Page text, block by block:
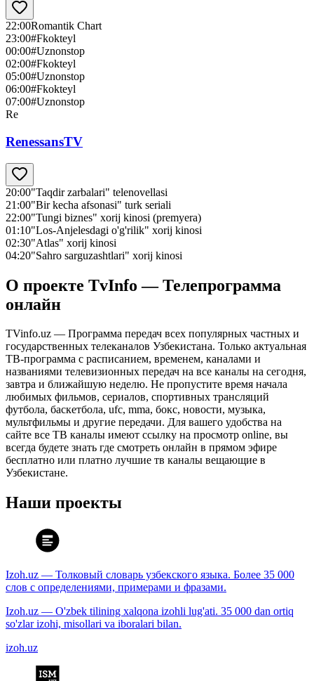
22:00Romantik Chart
23:00#Fkokteyl
00:00#Uznonstop
02:00#Fkokteyl
05:00#Uznonstop
06:00#Fkokteyl
07:00#Uznonstop
Re
RenessansTV
20:00"Taqdir zarbalari" telenovellasi
21:00"Bir kecha afsonasi" turk seriali
22:00"Tungi biznes" xorij kinosi (premyera)
01:10"Los-Anjelesdagi o'g'rilik" xorij kinosi
02:30"Atlas" xorij kinosi
04:20"Sahro sarguzashtlari" xorij kinosi
О проекте TvInfo — Телепрограмма
онлайн
TVinfo.uz — Программа передач всех популярных частных и
государственных телеканалов Узбекистана. Только актуальная
ТВ-программа с расписанием, временем, каналами и
названиями телевизионных передач на все каналы на сегодня,
завтра и ближайшую неделю. Не пропустите время начала
любимых фильмов, сериалов, спортивных трансляций
футбола, баскетбола, ufc, mma, бокс, новости, музыка,
мультфильмы и другие передачи. Для вашего удобства на
сайте все ТВ каналы имеют ссылку на просмотр online, вы
всегда будете знать где смотреть онлайн в прямом эфире
бесплатно или платно лучшие тв каналы вещающие в
Узбекистане.
Наши проекты
Izoh.uz — Толковый словарь узбекского языка. Более 35 000
слов с определениями, примерами и фразами.
Izoh.uz — O'zbek tilining xalqona izohli lug'ati. 35 000 dan ortiq
so'zlar izohi, misollari va iboralari bilan.
izoh.uz